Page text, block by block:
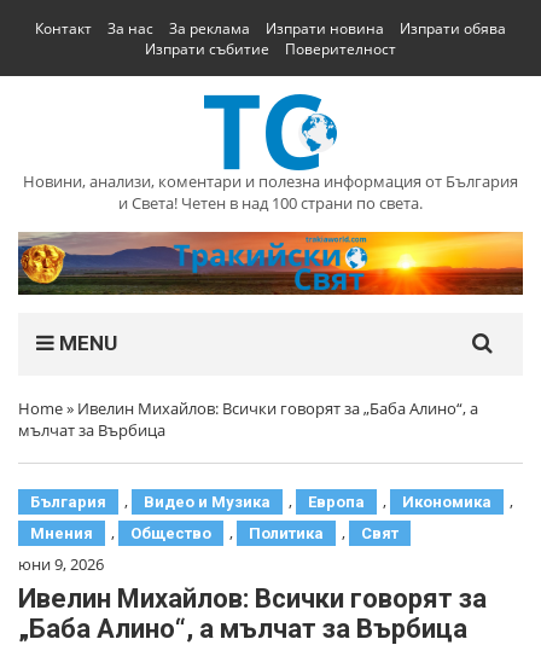
Контакт За нас За реклама Изпрати новина
Изпрати обява
Изпрати събитие
Поверителност
Новини, анализи, коментари и полезна информация от България
и Света! Четен в над 100 страни по света.
MENU
Home» Ивелин Михайлов: Всички говорят за „Баба Алино“, а
мълчат за Върбица
България , Видео и Музика , Европа , Икономика ,
Мнения , Общество , Политика , Свят
юни 9, 2026
Ивелин Михайлов: Всички говорят за
„Баба Алино“, а мълчат за Върбица